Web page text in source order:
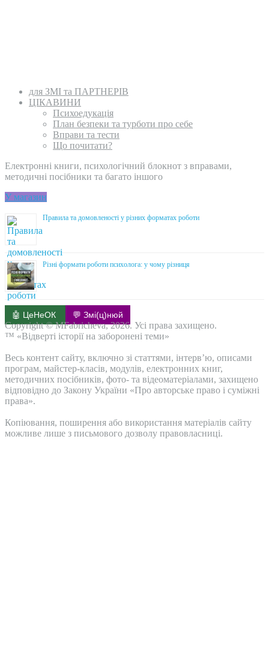
для ЗМІ та ПАРТНЕРІВ
ЦІКАВИНИ
Психоедукація
План безпеки та турботи про себе
Вправи та тести
Що почитати?
Електронні книги, психологічний блокнот з вправами,
методичні посібники та багато іншого
У магазин
Правила та домовленості у різних форматах роботи
Різні формати роботи психолога: у чому різниця
🤖 ЦеНеОК 💬 Змі(ц)нюй
Copyright © MFabricheva, 2026. Усі права захищено.
™ «Відверті історії на заборонені теми»
Весь контент сайту, включно зі статтями, інтерв’ю, описами
програм, майстер-класів, модулів, електронних книг,
методичних посібників, фото- та відеоматеріалами, захищено
відповідно до Закону України «Про авторське право і суміжні
права».
Копіювання, поширення або використання матеріалів сайту
можливе лише з письмового дозволу правовласниці.